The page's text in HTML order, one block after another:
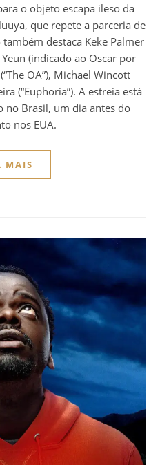
o objeto escapa ileso da
que repete a parceria de
também destaca Keke Palmer
Yeun (indicado ao Oscar por
OA”), Michael Wincott
(“Euphoria”). A estreia está
no Brasil, um dia antes do
nos EUA.
MAIS